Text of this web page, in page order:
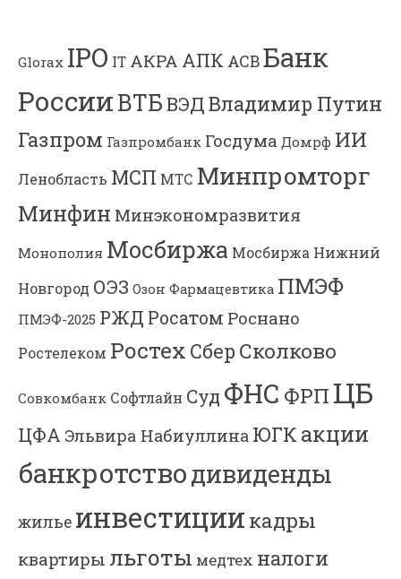
Glorax IPO IT АКРА АПК АСВБанк
РоссииВТБВЭДВладимир Путин
Газпром Газпромбанк Госдума Домрф ИИ
Ленобласть МСП МТС Минпромторг
Минфин Минэкономразвития
Монополия Мосбиржа Мосбиржа Нижний
Новгород ОЭЗ Озон Фармацевтика ПМЭФ
ПМЭФ-2025 РЖД Росатом Роснано
Ростелеком Ростех Сбер Сколково
Совкомбанк Софтлайн Суд ФНС ФРП ЦБ
ЦФА Эльвира Набиуллина ЮГК акции
банкротстводивиденды
жилье инвестиции кадры
квартиры льготы медтех налоги